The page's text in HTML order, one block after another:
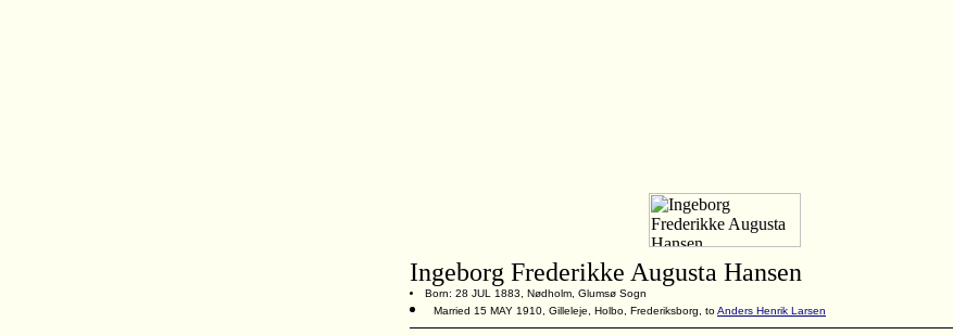
Ingeborg Frederikke Augusta Hansen
Born: 28 JUL 1883, Nødholm, Glumsø Sogn
Married 15 MAY 1910, Gilleleje, Holbo, Frederiksborg, toAnders Henrik Larsen